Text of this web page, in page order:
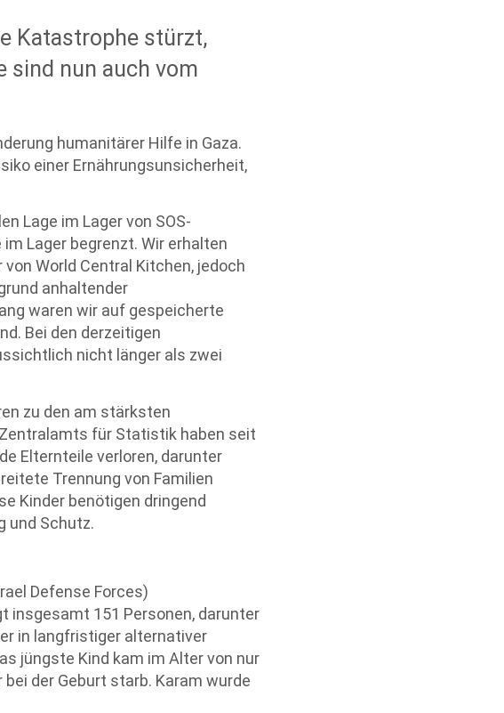
Katastrophe stürzt,
sind nun auch vom
humanitärer Hilfe in Gaza.
einer Ernährungsunsicherheit,
Lage im Lager von SOS-
Lager begrenzt. Wir erhalten
World Central Kitchen, jedoch
anhaltender
waren wir auf gespeicherte
Bei den derzeitigen
nicht länger als zwei
zu den am stärksten
für Statistik haben seit
Elternteile verloren, darunter
Trennung von Familien
Kinder benötigen dringend
und Schutz.
Defense Forces)
insgesamt 151 Personen, darunter
in langfristiger alternativer
jüngste Kind kam im Alter von nur
der Geburt starb. Karam wurde